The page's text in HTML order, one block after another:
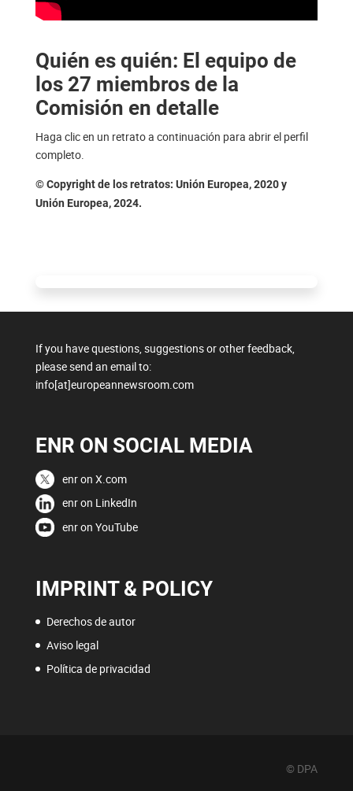
Quién es quién: El equipo de
los 27 miembros de la
Comisión en detalle
Haga clic en un retrato a continuación para abrir el perfil
completo.
© Copyright de los retratos: Unión Europea, 2020 y
Unión Europea, 2024.
If you have questions, suggestions or other feedback,
please send an email to:
info[at]europeannewsroom.com
ENR ON SOCIAL MEDIA
enr on X.com
enr on LinkedIn
enr on YouTube
IMPRINT & POLICY
Derechos de autor
Aviso legal
Política de privacidad
© DPA